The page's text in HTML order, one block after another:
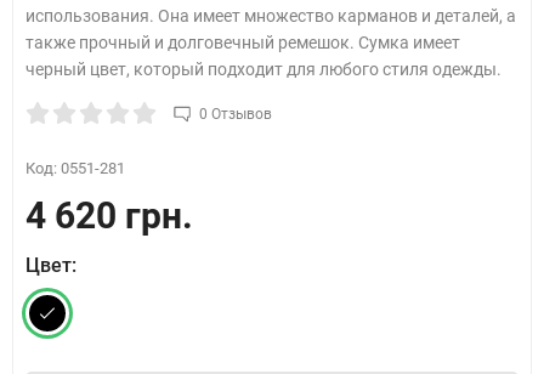
использования. Она имеет множество карманов и деталей, а
также прочный и долговечный ремешок. Сумка имеет
черный цвет, который подходит для любого стиля одежды.
0 Отзывов
Код: 0551-281
4 620 грн.
Цвет: